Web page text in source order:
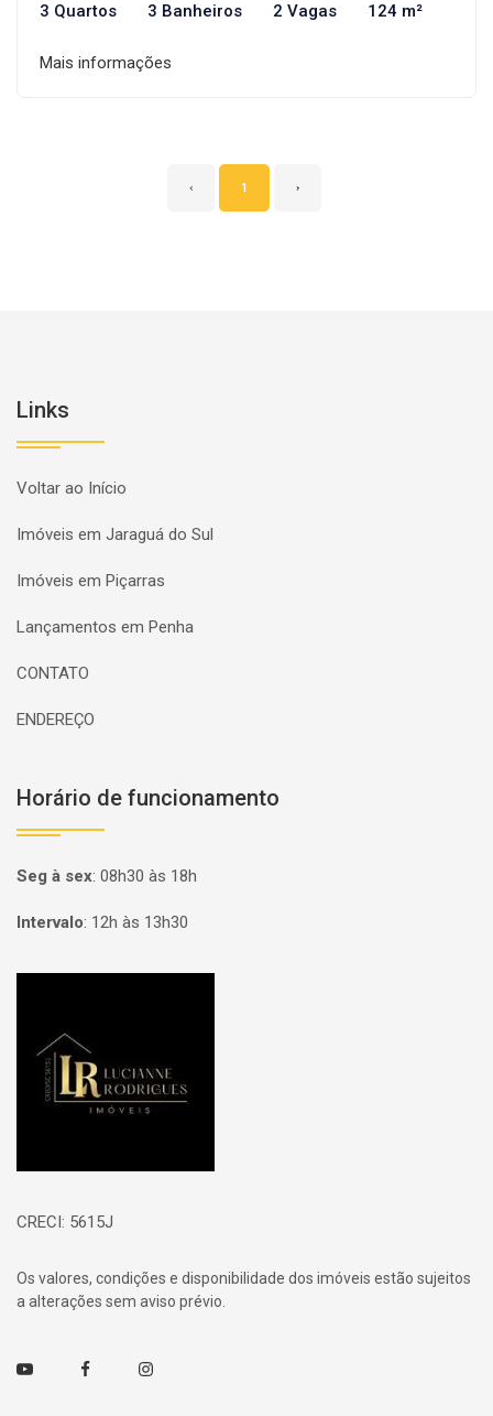
3 Quartos 3 Banheiros 2 Vagas 124 m²
Mais informações
‹ 1 ›
Links
Voltar ao Início
Imóveis em Jaraguá do Sul
Imóveis em Piçarras
Lançamentos em Penha
CONTATO
ENDEREÇO
Horário de funcionamento
Seg à sex: 08h30 às 18h
Intervalo: 12h às 13h30
CRECI: 5615J
Os valores, condições e disponibilidade dos imóveis estão sujeitos
a alterações sem aviso prévio.
Youtube FacebookInstagram